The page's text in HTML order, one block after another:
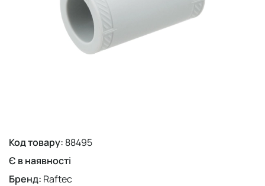
Код товару: 88495
Є в наявності
Бренд: Raftec